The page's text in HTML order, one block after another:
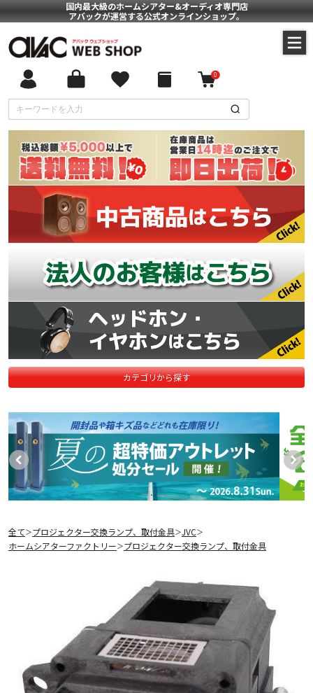
国内最大級のホームシアター&オーディオ専門店
アバックが運営する公式オンラインショップ。
0
カテゴリから探す
全て＞プロジェクター交換ランプ、取付金具＞JVC＞
ホームシアターファクトリー＞プロジェクター交換ランプ、取付金具